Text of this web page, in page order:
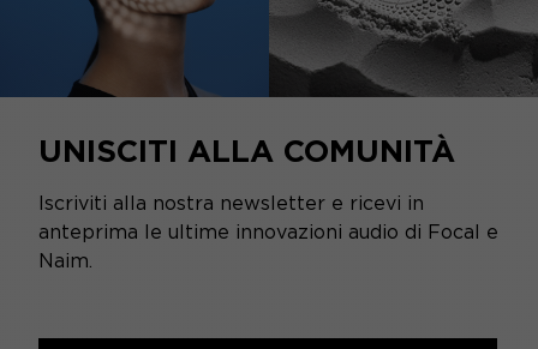
UNISCITI ALLA COMUNITÀ
Iscriviti alla nostra newsletter e ricevi in
anteprima le ultime innovazioni audio di Focal e
Naim.